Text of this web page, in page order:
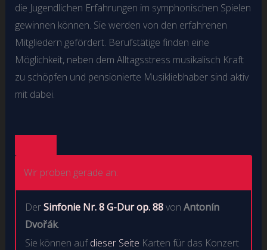
die Jugendlichen Erfahrungen im symphonischen Spielen
gewinnen können. Sie werden von den erfahrenen
Mitgliedern gefördert. Berufstätige finden eine
Möglichkeit, neben dem Alltagsstress musikalisch Kraft
zu schöpfen und pensionierte Musikliebhaber sind aktiv
mit dabei.
Wir proben gerade an:
DerSinfonie Nr. 8 G-Dur op. 88von Antonín
Dvořák.
Sie können aufdieser Seite Karten für das Konzert